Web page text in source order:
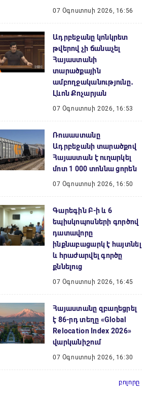
07 Օգոստոսի 2026, 16:56
Ադրբեջանը կոնկրետ
թվերով չի ճանաչել
Հայաստանի
տարածքային
ամբողջականությունը․
Լևոն Քոչարյան
07 Օգոստոսի 2026, 16:53
Ռուսաստանը
Ադրբեջանի տարածքով
Հայաստան է ուղարկել
մոտ 1 000 տոննա ցորեն
07 Օգոստոսի 2026, 16:50
Գարեգին Բ-ի և 6
եպիսկոպոսների գործով
դատավորը
ինքնաբացարկ է հայտնել
և հրաժարվել գործը
քննելուց
07 Օգոստոսի 2026, 16:45
Հայաստանը զբաղեցրել
է 86-րդ տեղը «Global
Relocation Index 2026»
վարկանիշում
07 Օգոստոսի 2026, 16:30
բոլորը